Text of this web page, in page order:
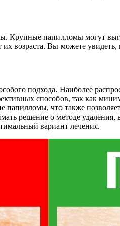
Крупные папилломы могут
возраста. Вы можете увидеть,
подхода. Наиболее
способов, так как
папилломы, что также
решение о методе удаления,
вариант лечения.